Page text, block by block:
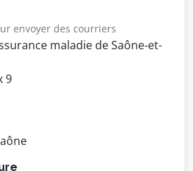
envoyer des courriers
maladie de Saône-et-
9